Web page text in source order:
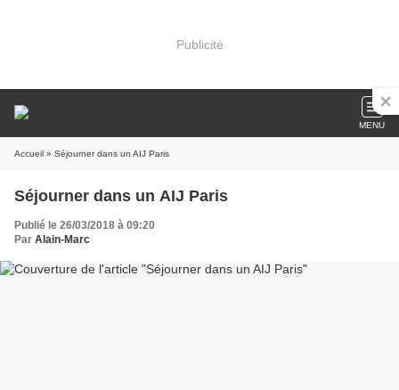
Publicité
MENU
Accueil » Séjourner dans un AIJ Paris
Séjourner dans un AIJ Paris
Publié le 26/03/2018 à 09:20
Par Alain-Marc